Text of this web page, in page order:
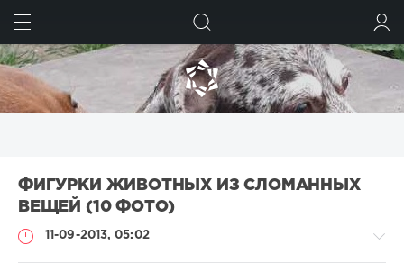
ФИГУРКИ ЖИВОТНЫХ ИЗ СЛОМАННЫХ
ВЕЩЕЙ (10 ФОТО)
11-09-2013, 05:02